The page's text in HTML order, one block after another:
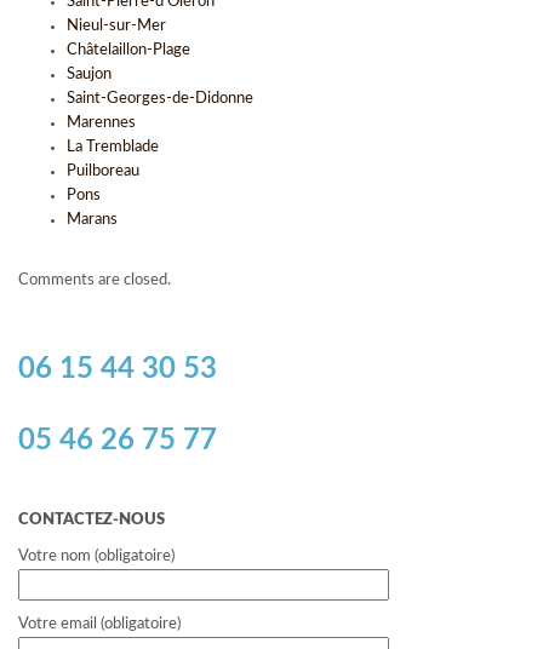
Nieul-sur-Mer
Châtelaillon-Plage
Saujon
Saint-Georges-de-Didonne
Marennes
La Tremblade
Puilboreau
Pons
Marans
Comments are closed.
06 15 44 30 53
05 46 26 75 77
CONTACTEZ-NOUS
Votre nom (obligatoire)
Votre email (obligatoire)